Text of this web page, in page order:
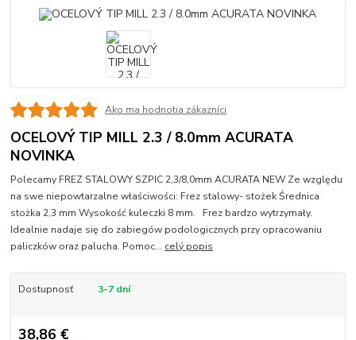
Ako ma hodnotia zákazníci
OCELOVÝ TIP MILL 2.3 / 8.0mm ACURATA
NOVINKA
Polecamy FREZ STALOWY SZPIC 2,3/8,0mm ACURATA NEW Ze względu
na swe niepowtarzalne właściwości: Frez stalowy- stożek Średnica
stożka 2,3 mm Wysokość kuleczki 8 mm. Frez bardzo wytrzymały.
Idealnie nadaje się do zabiegów podologicznych przy opracowaniu
paliczków oraz palucha. Pomoc... celý popis
Dostupnosť 3-7 dní
38,86 €